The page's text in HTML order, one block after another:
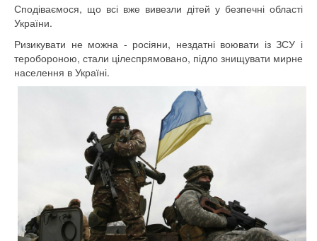
Сподіваємося, що всі вже вивезли дітей у безпечні області
України.
Ризикувати не можна - росіяни, нездатні воювати із ЗСУ і
теробороною, стали цілеспрямовано, підло знищувати мирне
населення в Україні.